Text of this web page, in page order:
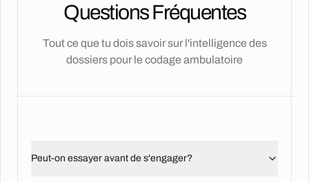
Questions Fréquentes
Tout ce que tu dois savoir sur l'intelligence des
dossiers pour le codage ambulatoire
Peut-on essayer avant de s'engager?